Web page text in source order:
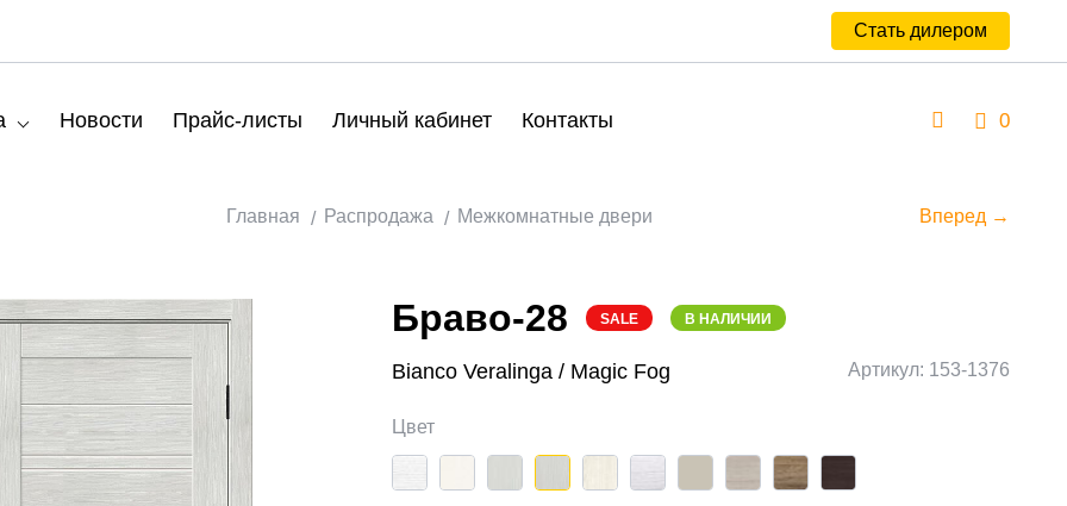
Стать дилером
Новости Прайс-листы Личный кабинет Контакты 0
Главная Распродажа Межкомнатные двери Вперед →
Браво-28 SALE В НАЛИЧИИ
Bianco Veralinga / Magic Fog Артикул: 153-1376
Цвет